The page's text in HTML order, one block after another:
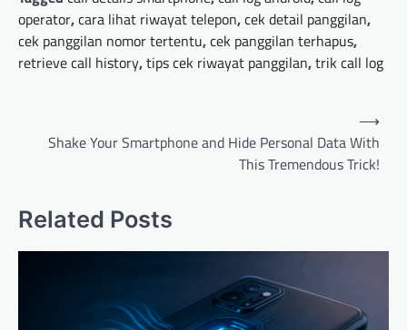
operator,cara lihat riwayat telepon,cek detail panggilan,
cek panggilan nomor tertentu,cek panggilan terhapus,
retrieve call history,tips cek riwayat panggilan,trik call log
n
a
Shake Your Smartphone and Hide Personal Data With
This Tremendous Trick!
⟶
Related Posts